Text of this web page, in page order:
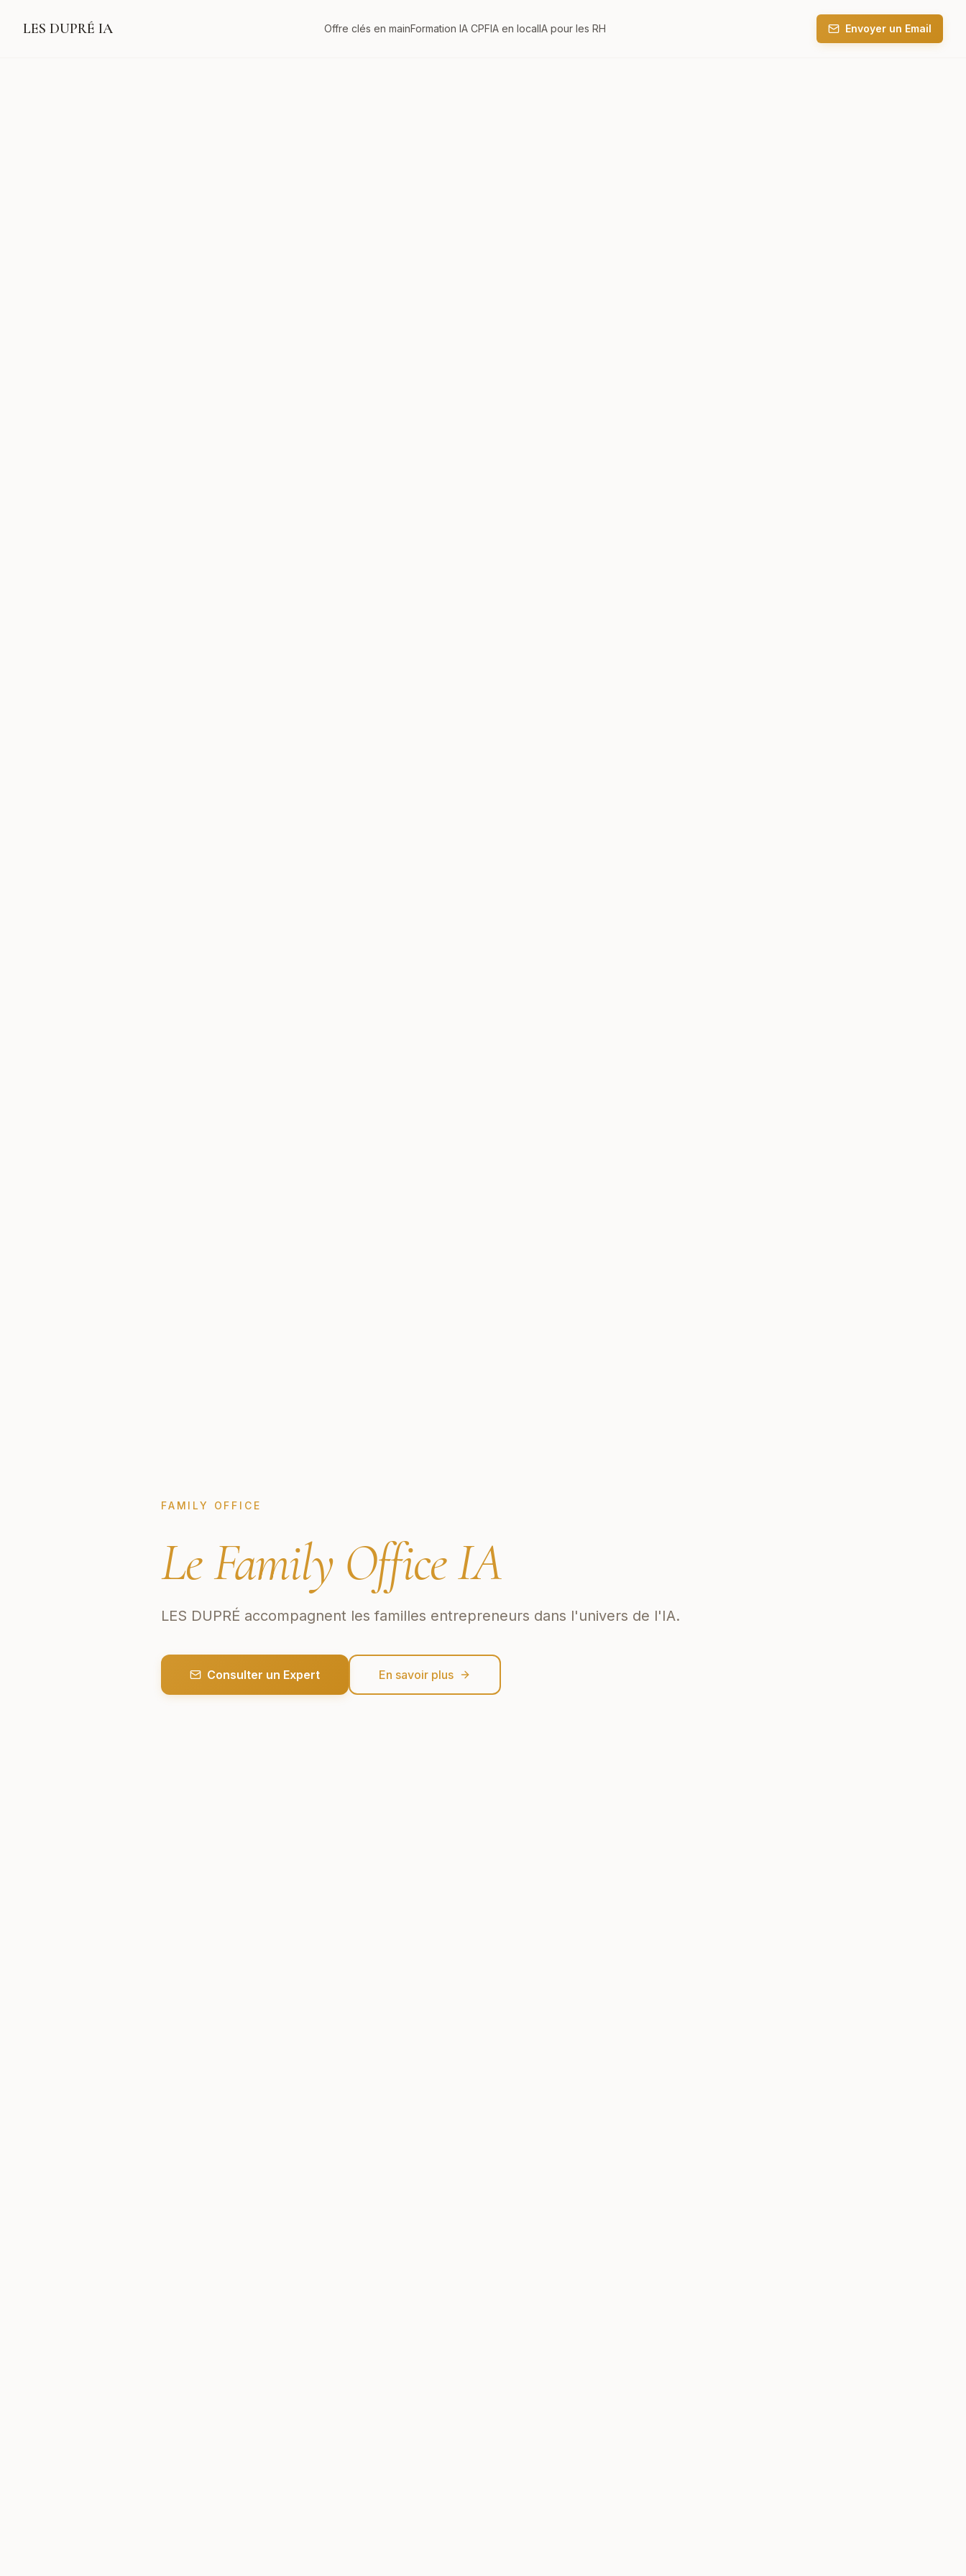
LES DUPRÉ IA Offre clés en mainFormation IA CPFIA en localIA pour les RH Envoyer un Email
FAMILY OFFICE
Le Family Office IA
LES DUPRÉ accompagnent les familles entrepreneurs dans l'univers de l'IA.
Consulter un Expert En savoir plus